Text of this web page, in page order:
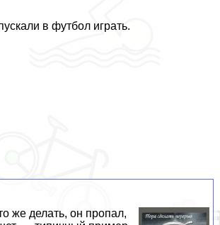
в футбол играть.
же делать, он пропал,